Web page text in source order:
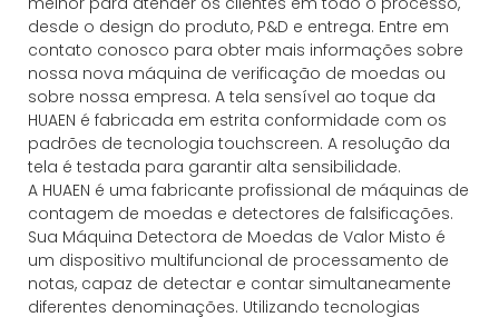
desde o design do produto, P&D e entrega. Entre em
contato conosco para obter mais informações sobre
nossa nova máquina de verificação de moedas ou
sobre nossa empresa. A tela sensível ao toque da
HUAEN é fabricada em estrita conformidade com os
padrões de tecnologia touchscreen. A resolução da
tela é testada para garantir alta sensibilidade.
A HUAEN é uma fabricante profissional de máquinas de
contagem de moedas e detectores de falsificações.
Sua Máquina Detectora de Moedas de Valor Misto é
um dispositivo multifuncional de processamento de
notas, capaz de detectar e contar simultaneamente
diferentes denominações. Utilizando tecnologias